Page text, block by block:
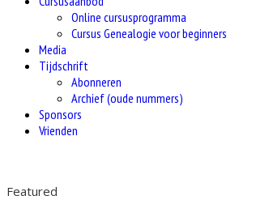
Online cursusprogramma
Cursus Genealogie voor beginners
Media
Tijdschrift
Abonneren
Archief (oude nummers)
Sponsors
Vrienden
Featured